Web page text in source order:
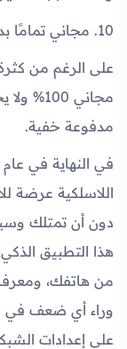
10. مجاني تمامًا بدون إعلانات مزعجة
على الرغم من كثرة
مجاني
مدفوعة خفية.
اللاسلكية عرضة
دون أن تمتلك
هذا التطبيق
من هاتفك،
وراء أي ضعف في
على إعدادات